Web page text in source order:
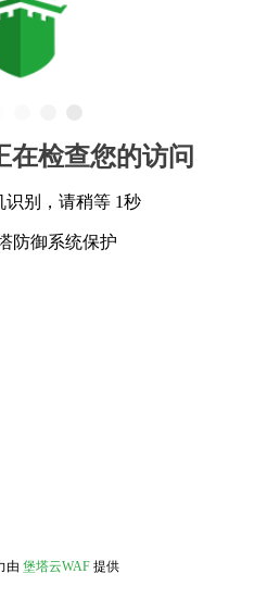
在检查您的访问
识别，请稍等 1秒
防御系统保护
由 堡塔云WAF 提供